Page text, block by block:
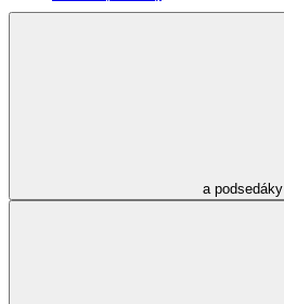
a podsedáky